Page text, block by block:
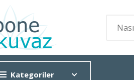
Kategoriler